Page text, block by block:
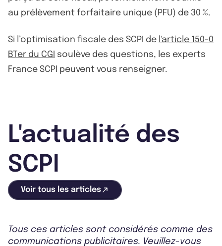
au prélèvement forfaitaire unique (PFU) de 30 %.
Si l’optimisation fiscale des SCPI de l'article 150-0
BTer du CGI soulève des questions, les experts
France SCPI peuvent vous renseigner.
L'actualité des
SCPI
Voir tous les articles
Tous ces articles sont considérés comme des
communications publicitaires. Veuillez-vous